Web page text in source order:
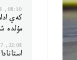
08:10, 08 تامىز 2026
كەي
مۇلدە
22:08, 07 تامىز 2026